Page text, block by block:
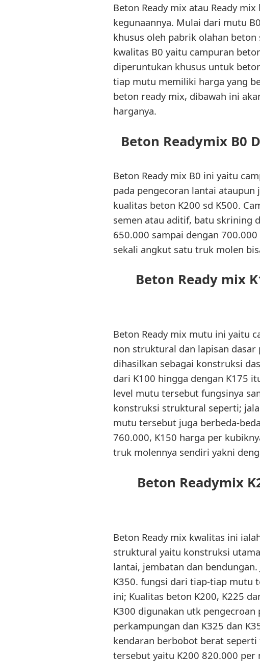
Beton Ready mix atau Ready
kegunaannya. Mulai dari mutu
khusus oleh pabrik olahan
kwalitas B0 yaitu campuran
diperuntukan khusus untuk
tiap mutu memiliki harga yang
beton ready mix, dibawah ini
harganya.
Beton Readymix B0
Beton Ready mix B0 ini yaitu
pada pengecoran lantai
kualitas beton K200 sd K500.
semen atau aditif, batu skrining
650.000 sampai dengan
sekali angkut satu truk molen
Beton Ready mix
Beton Ready mix mutu ini yaitu
non struktural dan lapisan
dihasilkan sebagai konstruksi
dari K100 hingga dengan K175
level mutu tersebut fungsinya
konstruksi struktural seperti;
mutu tersebut juga berbeda-
760.000, K150 harga per
truk molennya sendiri yakni
Beton Readymix
Beton Ready mix kwalitas ini
struktural yaitu konstruksi
lantai, jembatan dan
K350. fungsi dari tiap-tiap mutu
ini; Kualitas beton K200, K225
K300 digunakan utk
perkampungan dan K325 dan
kendaran berbobot berat
tersebut yaitu K200 820.000 per